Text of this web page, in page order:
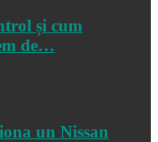
și cum
de…
un Nissan